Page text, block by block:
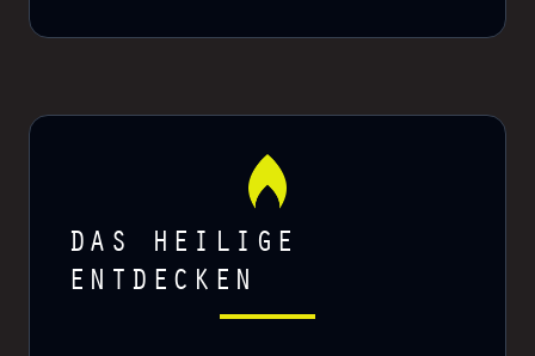
DAS HEILIGE
ENTDECKEN